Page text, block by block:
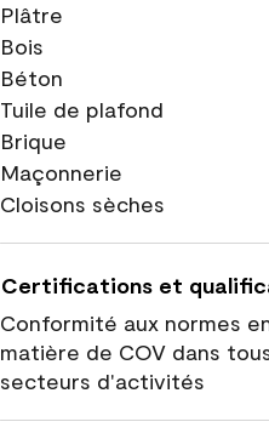
Plâtre
Bois
Béton
Tuile de plafond
Brique
Maçonnerie
Cloisons sèches
Certifications et
Conformité aux normes
matière de COV dans
secteurs d'activités